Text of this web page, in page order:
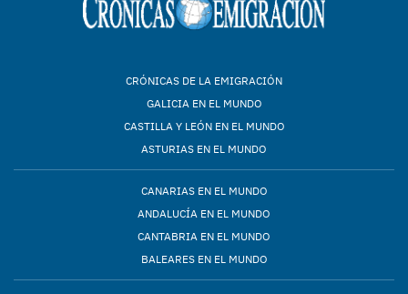
CRÓNICAS DE LA EMIGRACIÓN
GALICIA EN EL MUNDO
CASTILLA Y LEÓN EN EL MUNDO
ASTURIAS EN EL MUNDO
CANARIAS EN EL MUNDO
ANDALUCÍA EN EL MUNDO
CANTABRIA EN EL MUNDO
BALEARES EN EL MUNDO